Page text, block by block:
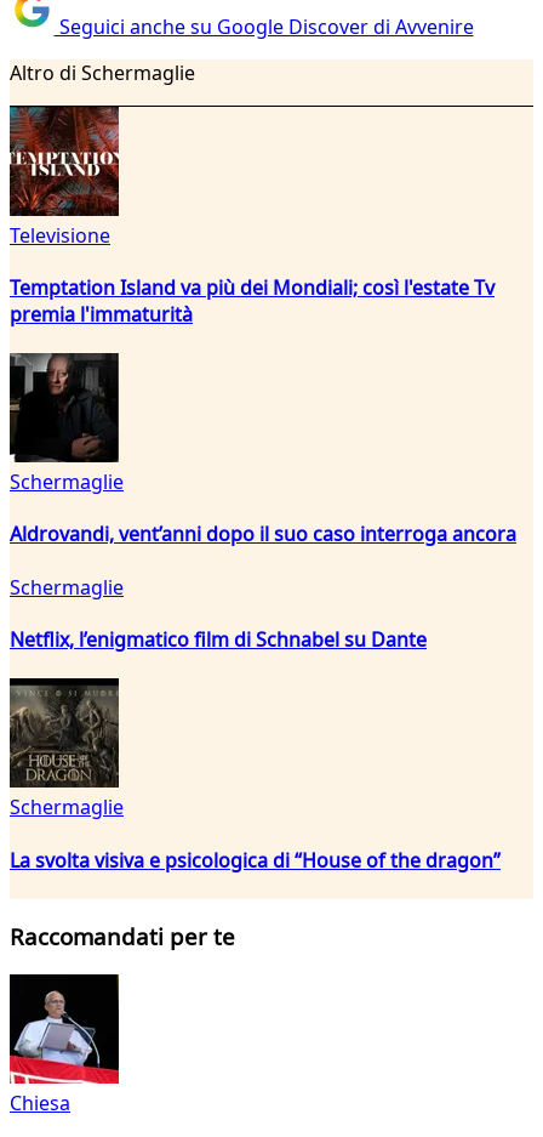
Seguici anche su Google Discover di Avvenire
Altro di Schermaglie
Televisione
Temptation Island va più dei Mondiali; così l'estate Tv
premia l'immaturità
Schermaglie
Aldrovandi, vent’anni dopo il suo caso interroga ancora
Schermaglie
Netflix, l’enigmatico film di Schnabel su Dante
Schermaglie
La svolta visiva e psicologica di “House of the dragon”
Raccomandati per te
Chiesa